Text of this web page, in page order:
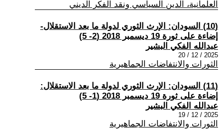
العلمانية، الدين السياسي ونقد الفكر الديني
(10) السودان: الإرث الثوري لدولة ما بعد الاستقلال-
إضاءة على ثورة 19 ديسمبر 2018 (2- 5)
عبدالله الفكي البشير
2025 / 12 / 20
الثورات والانتفاضات الجماهيرية
(11) السودان: الإرث الثوري لدولة ما بعد الاستقلال:
إضاءة على ثورة 19 ديسمبر 2018 (1- 5)
عبدالله الفكي البشير
2025 / 12 / 19
الثورات والانتفاضات الجماهيرية